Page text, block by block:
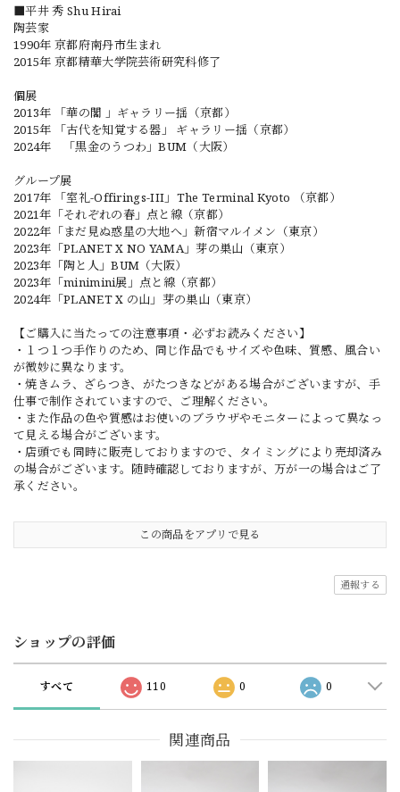
■平井 秀 Shu Hirai
陶芸家
1990年 京都府南丹市生まれ
2015年 京都精華大学院芸術研究科修了
個展
2013年 「華の閣 」ギャラリー揺（京都）
2015年 「古代を知覚する器」 ギャラリー揺（京都）
2024年 「黒金のうつわ」BUM（大阪）
グループ展
2017年 「室礼-Offirings-III」The Terminal Kyoto （京都）
2021年「それぞれの春」点と線（京都）
2022年「まだ見ぬ惑星の大地へ」新宿マルイメン（東京）
2023年「PLANET X NO YAMA」芽の巣山（東京）
2023年「陶と人」BUM（大阪）
2023年「minimini展」点と線（京都）
2024年「PLANET X の山」芽の巣山（東京）
【ご購入に当たっての注意事項・必ずお読みください】
・１つ１つ手作りのため、同じ作品でもサイズや色味、質感、風合い
が微妙に異なります。
・焼きムラ、ざらつき、がたつきなどがある場合がございますが、手
仕事で制作されていますので、ご理解ください。
・また作品の色や質感はお使いのブラウザやモニターによって異なっ
て見える場合がございます。
・店頭でも同時に販売しておりますので、タイミングにより売却済み
の場合がございます。随時確認しておりますが、万が一の場合はご了
承ください。
この商品をアプリで見る
通報する
ショップの評価
すべて 110 0 0
関連商品